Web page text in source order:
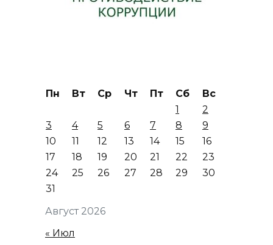
Август 2026
Пн Вт Ср Чт Пт Сб
Вс
1
2
3
4 5 6 7 8
9
10
11 12 13 14 15
16
17
18 19 20 21 22
23
24
25 26 27 28 29
30
31
« Июл